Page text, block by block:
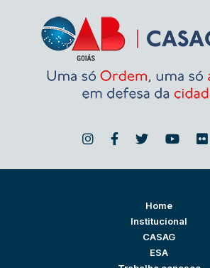
Home
Institucional
CASAG
ESA